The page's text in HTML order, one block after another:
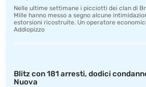
Nelle ultime settimane i picciotti dei clan di
Mille hanno messo a segno alcune
estorsioni ricostruite. Un operatore
Addiopizzo
Blitz con 181 arresti, dodici
Nuova